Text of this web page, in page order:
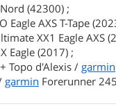
(42300) ;
Eagle AXS T-Tape
XX1 Eagle AXS
Eagle (2017) ;
Topo d'Alexis / garmin
garmin Forerunner